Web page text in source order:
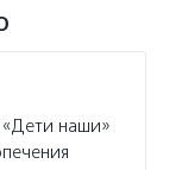
наши»